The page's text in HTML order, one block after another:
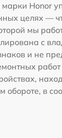
марки Honor
целях —
мы
с
и не
в